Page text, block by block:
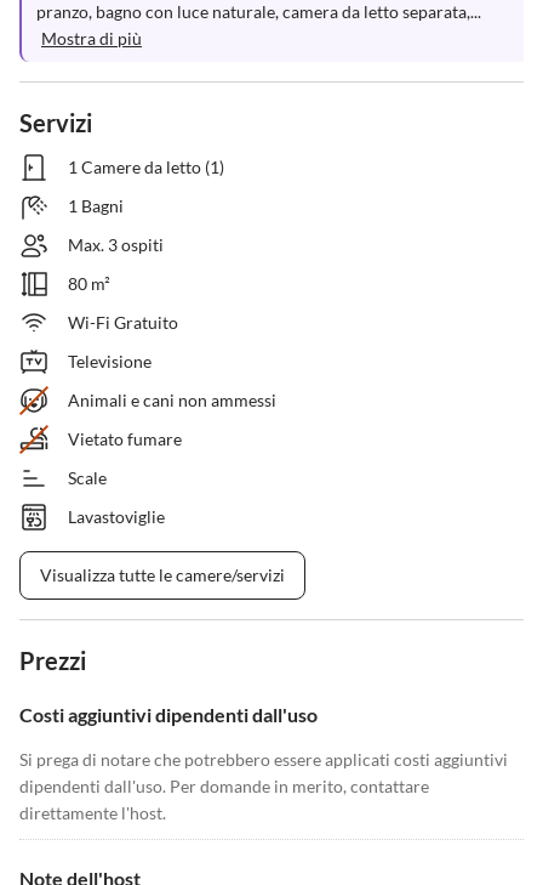
pranzo, bagno con luce naturale, camera da letto separata,...
Mostra di più
Servizi
1 Camere da letto (1)
1 Bagni
Max. 3 ospiti
80 m²
Wi-Fi Gratuito
Televisione
Animali e cani non ammessi
Vietato fumare
Scale
Lavastoviglie
Visualizza tutte le camere/servizi
Prezzi
Costi aggiuntivi dipendenti dall'uso
Si prega di notare che potrebbero essere applicati costi aggiuntivi
dipendenti dall'uso. Per domande in merito, contattare
direttamente l'host.
Note dell'host